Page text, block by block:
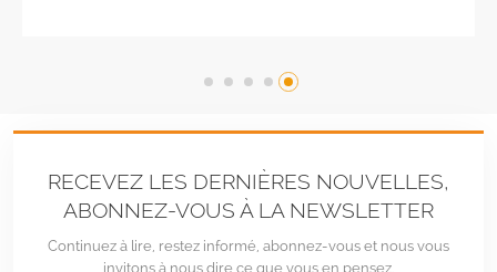
RECEVEZ LES DERNIÈRES NOUVELLES,
ABONNEZ-VOUS À LA NEWSLETTER
Continuez à lire, restez informé, abonnez-vous et nous vous
invitons à nous dire ce que vous en pensez.